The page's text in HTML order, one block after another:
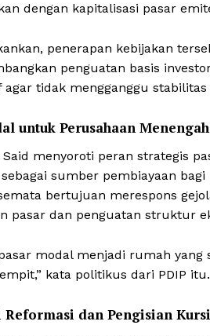
dengan kapitalisasi pasar
penerapan kebijakan
penguatan basis
agar tidak mengganggu
untuk Perusahaan
menyoroti peran strategis
sumber pembiayaan
bertujuan merespons
pasar dan penguatan struktur
modal menjadi rumah
kata politikus dari PDIP
Reformasi dan Pengisian